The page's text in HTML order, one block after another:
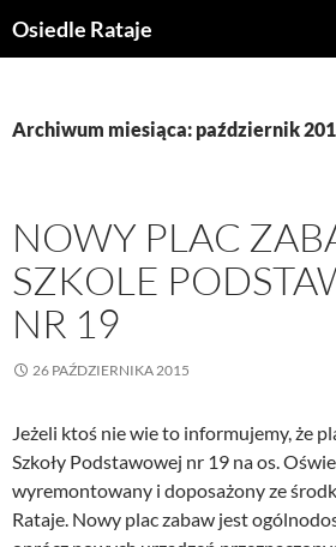
doOsiedle Rataje
Archiwum miesiąca: październik
NOWY PLAC
SZKOLE
NR 19
26 PAŹDZIERNIKA 2015
Jeżeli ktoś nie wie to informujemy, że
Szkoły Podstawowej nr 19 na os.
wyremontowany i doposażony ze
Rataje. Nowy plac zabaw jest